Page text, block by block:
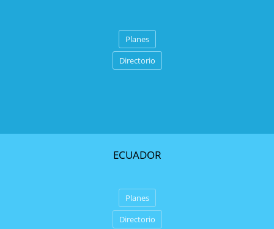
Planes
Directorio
ECUADOR
Planes
Directorio